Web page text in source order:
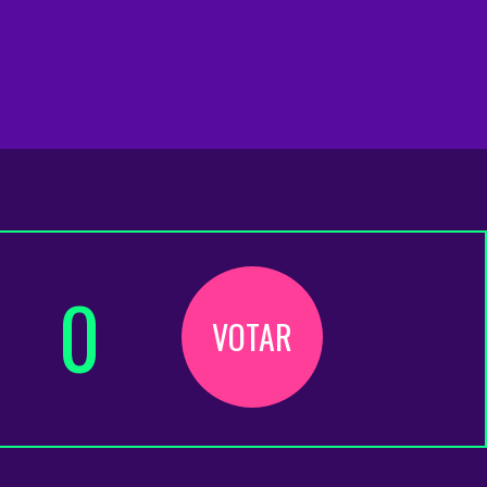
0 VOTAR